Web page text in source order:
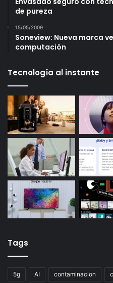
de pureza
15/05/2009
Soneview: Nueva marca
computación
Tecnología al instante
Tags
5g AI contaminacion